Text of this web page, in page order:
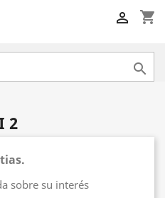
shopping_cart


2
sobre su interés